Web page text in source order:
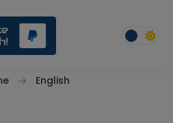
English